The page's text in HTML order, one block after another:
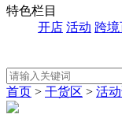
特色栏目
开店 活动 跨
首页 > 干货区 > 活